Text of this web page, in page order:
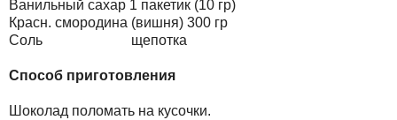
Ванильный сахар 1 пакетик (10 гр)
Красн. смородина (вишня) 300 гр
Соль
щепотка
Способ приготовления
Шоколад поломать на кусочки.